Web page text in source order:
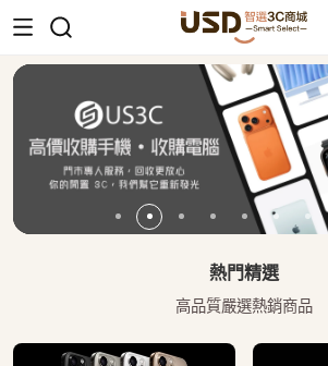
USD 智選二手3C商城
熱門精選
高品質嚴選熱銷商品